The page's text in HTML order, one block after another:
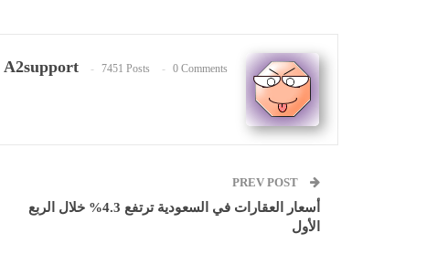
A2support 7451 Posts 0 Comments
أسعار العقارات في السعودية ترتفع 4.3% خلال الربع
الأول